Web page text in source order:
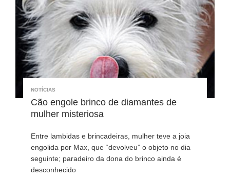
NOTÍCIAS
Cão engole brinco de diamantes de
mulher misteriosa
Entre lambidas e brincadeiras, mulher teve a joia
engolida por Max, que “devolveu” o objeto no dia
seguinte; paradeiro da dona do brinco ainda é
desconhecido